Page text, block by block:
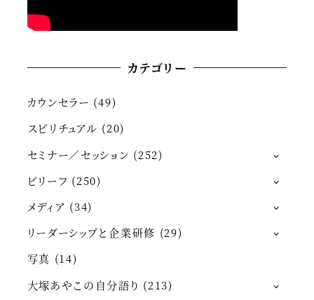
カテゴリー
カウンセラー (49)
スピリチュアル (20)
セミナー／セッション (252)
ビリーフ (250)
メディア (34)
リーダーシップと企業研修 (29)
写真 (14)
大塚あやこの自分語り (213)